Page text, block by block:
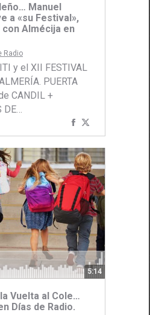
Manuel
a «su Festival»,
con Almécija en
Radio
y el XII FESTIVAL
PUERTA
CANDIL +
Compartir
con
Facebook
con
Twitter
5:14
Vuelta al Cole…
Días de Radio.